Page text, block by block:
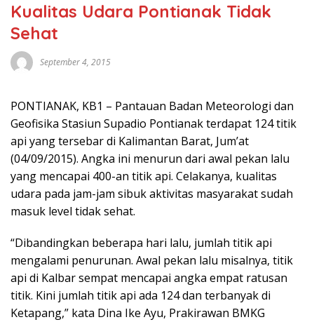
Kualitas Udara Pontianak Tidak
Sehat
September 4, 2015
PONTIANAK, KB1 – Pantauan Badan Meteorologi dan
Geofisika Stasiun Supadio Pontianak terdapat 124 titik
api yang tersebar di Kalimantan Barat, Jum’at
(04/09/2015). Angka ini menurun dari awal pekan lalu
yang mencapai 400-an titik api. Celakanya, kualitas
udara pada jam-jam sibuk aktivitas masyarakat sudah
masuk level tidak sehat.
“Dibandingkan beberapa hari lalu, jumlah titik api
mengalami penurunan. Awal pekan lalu misalnya, titik
api di Kalbar sempat mencapai angka empat ratusan
titik. Kini jumlah titik api ada 124 dan terbanyak di
Ketapang,” kata Dina Ike Ayu, Prakirawan BMKG